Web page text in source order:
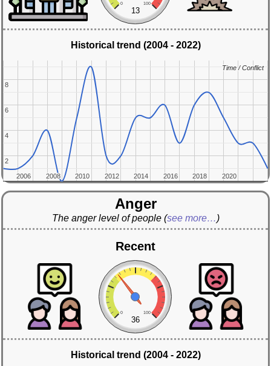
0 100
13
Historical trend (2004 - 2022)
2006
2006 2008
2008 2010
2010 2012
2012 2014
2014 2016
2016 2018
2018 2020
2020
2
2
4
4
6
6
8
8
Time / Conflict
Time / Conflict
Anger
The anger level of people (see more…)
Recent
0 100
36
Historical trend (2004 - 2022)